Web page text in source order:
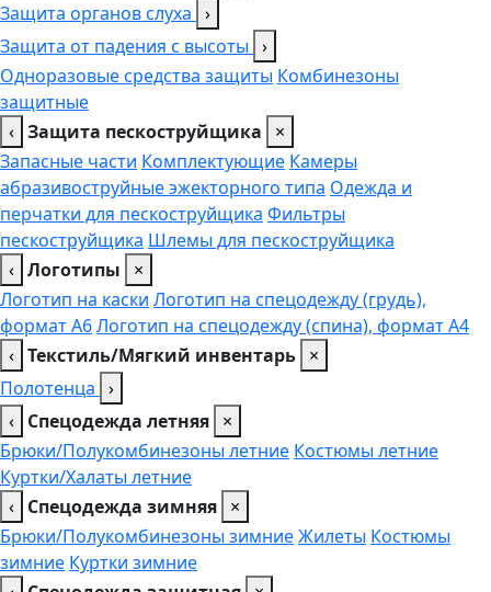
Защита органов слуха ›
Защита от падения с высоты ›
Одноразовые средства защиты Комбинезоны
защитные
‹ Защита пескоструйщика
×
Запасные части Комплектующие Камеры
абразивоструйные эжекторного типа Одежда и
перчатки для пескоструйщика Фильтры
пескоструйщика Шлемы для пескоструйщика
‹ Логотипы
×
Логотип на каски Логотип на спецодежду (грудь),
формат А6Логотип на спецодежду (спина), формат А4
‹ Текстиль/Мягкий инвентарь ×
Полотенца ›
‹ Спецодежда летняя ×
Брюки/Полукомбинезоны летние Костюмы летние
Куртки/Халаты летние
‹ Спецодежда зимняя ×
Брюки/Полукомбинезоны зимниеЖилеты Костюмы
зимние Куртки зимние